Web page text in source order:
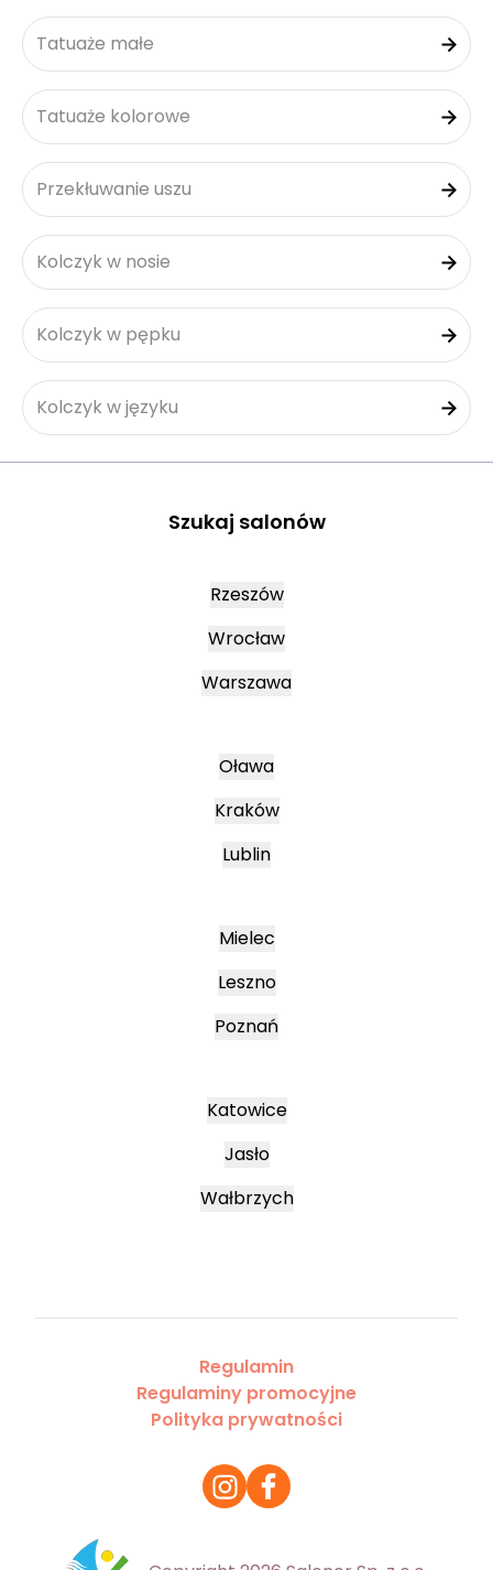
Tatuaże małe
Tatuaże kolorowe
Przekłuwanie uszu
Kolczyk w nosie
Kolczyk w pępku
Kolczyk w języku
Szukaj salonów
Rzeszów
Wrocław
Warszawa
Oława
Kraków
Lublin
Mielec
Leszno
Poznań
Katowice
Jasło
Wałbrzych
Regulamin
Regulaminy promocyjne
Polityka prywatności